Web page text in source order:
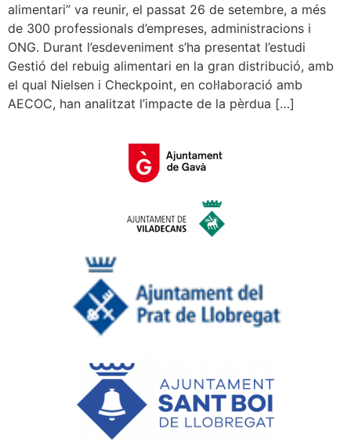
alimentari” va reunir, el passat 26 de setembre, a més
de 300 professionals d’empreses, administracions i
ONG. Durant l’esdeveniment s’ha presentat l’estudi
Gestió del rebuig alimentari en la gran distribució, amb
el qual Nielsen i Checkpoint, en col·laboració amb
AECOC, han analitzat l’impacte de la pèrdua […]